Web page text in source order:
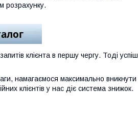
розрахунку.
клієнта в першу чергу. Тоді
намагаємося максимально вникнути
клієнтів у нас діє система знижок.